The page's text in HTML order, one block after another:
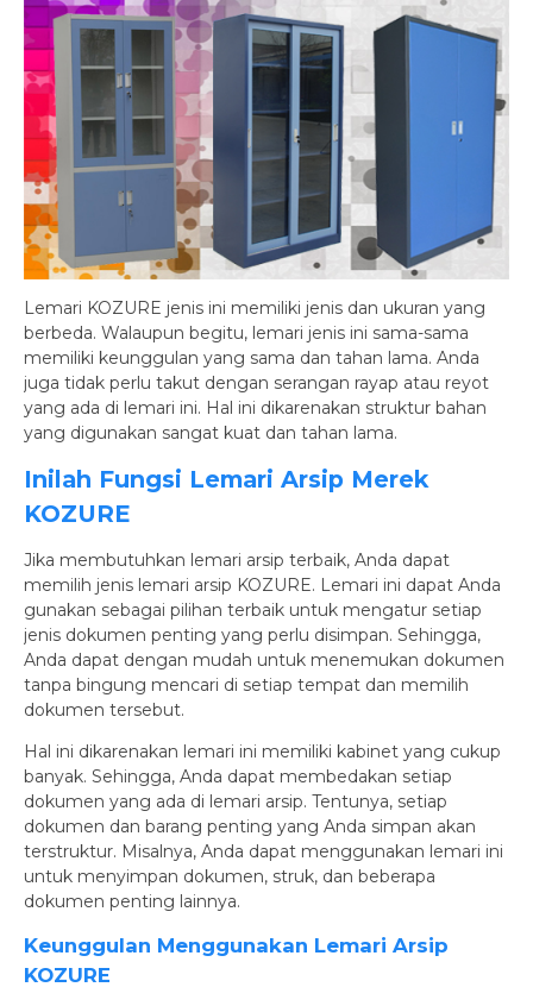
Lemari KOZURE jenis ini memiliki jenis dan ukuran yang
berbeda. Walaupun begitu, lemari jenis ini sama-sama
memiliki keunggulan yang sama dan tahan lama. Anda
juga tidak perlu takut dengan serangan rayap atau reyot
yang ada di lemari ini. Hal ini dikarenakan struktur bahan
yang digunakan sangat kuat dan tahan lama.
Inilah Fungsi Lemari Arsip Merek
KOZURE
Jika membutuhkan lemari arsip terbaik, Anda dapat
memilih jenis lemari arsip KOZURE. Lemari ini dapat Anda
gunakan sebagai pilihan terbaik untuk mengatur setiap
jenis dokumen penting yang perlu disimpan. Sehingga,
Anda dapat dengan mudah untuk menemukan dokumen
tanpa bingung mencari di setiap tempat dan memilih
dokumen tersebut.
Hal ini dikarenakan lemari ini memiliki kabinet yang cukup
banyak. Sehingga, Anda dapat membedakan setiap
dokumen yang ada di lemari arsip. Tentunya, setiap
dokumen dan barang penting yang Anda simpan akan
terstruktur. Misalnya, Anda dapat menggunakan lemari ini
untuk menyimpan dokumen, struk, dan beberapa
dokumen penting lainnya.
Keunggulan Menggunakan Lemari Arsip
KOZURE